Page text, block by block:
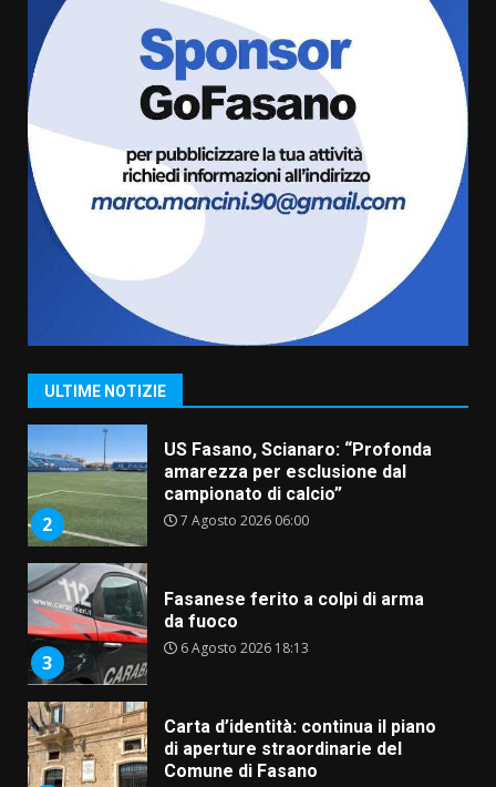
ULTIME NOTIZIE
Cura dei beni comuni e
cittadinanza attiva: online
l’avviso per la gestione
condivisa della Villetta di
Laureto
La magia del Minareto e la prima
assoluta de “L’Albergo
Belvedere. Il rapimento”
6 Agosto 2026 06:15
1
“I Contestatori: Musica di
Rivoluzione”: nuovo
appuntamento con “Fasano in
2
US Fasano, Scianaro: “Profonda
amarezza per esclusione dal
campionato di calcio”
7 Agosto 2026 06:00
3
Fasanese ferito a colpi di arma
da fuoco
6 Agosto 2026 18:13
Carta d’identità: continua il piano
di aperture straordinarie del
Comune di Fasano